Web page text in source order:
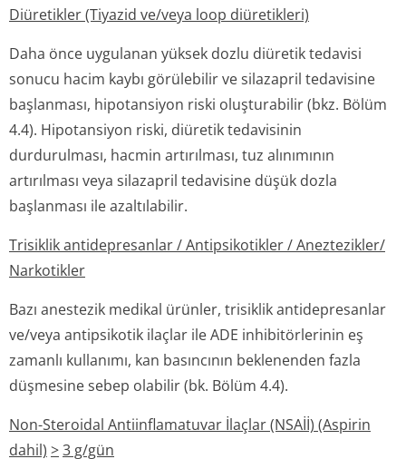
Diüretikler (Tiyazid ve/veya loop diüretikleri)
Daha önce uygulanan yüksek dozlu diüretik tedavisi
sonucu hacim kaybı görülebilir ve silazapril tedavisine
başlanması, hipotansiyon riski oluşturabilir (bkz. Bölüm
4.4). Hipotansiyon riski, diüretik tedavisinin
durdurulması, hacmin artırılması, tuz alınımının
artırılması veya silazapril tedavisine düşük dozla
başlanması ile azaltılabilir.
Trisiklik antidepresanlar / Antipsikotikler / Aneztezikler/
Narkotikler
Bazı anestezik medikal ürünler, trisiklik antidepresanlar
ve/veya antipsikotik ilaçlar ile ADE inhibitörlerinin eş
zamanlı kullanımı, kan basıncının beklenenden fazla
düşmesine sebep olabilir (bk. Bölüm 4.4).
Non-Steroidal Antiinflamatuvar İlaçlar (NSAİİ) (Aspirin
dahil) >3 g/gün